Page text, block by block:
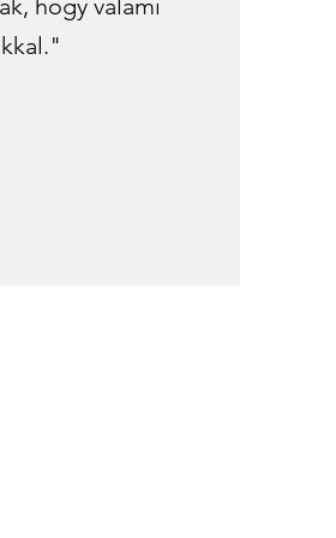
hogy valami